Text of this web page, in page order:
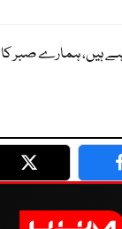
ہیں، ہمارے صبر کا
Twitter